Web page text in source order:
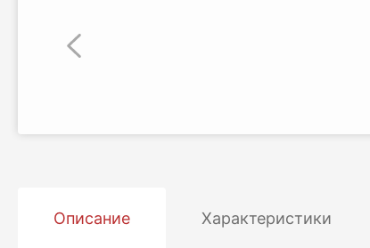
Описание Характеристики